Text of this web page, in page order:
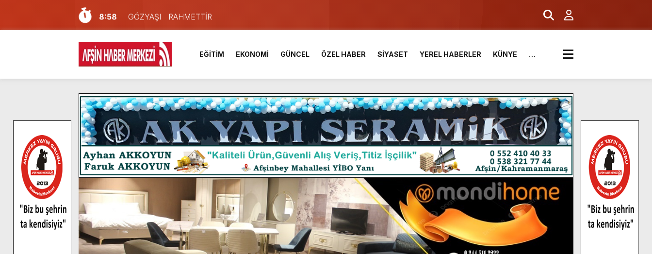
8:58
GÖZYAŞI RAHMETTİR
7:57
Afşin Sağlık Yüksek Okulu ve Meslek Yüksek Okulunda görev değişimi!
6:31
Onikişubat Belediyesi’nin Üniversite Hazırlık Kursu başvurularında son gün 7 Ağustos.
16:10
Uluslararası Bisiklet Yarışması’nda En Zorlu Etap Tamamlandı.
13:27
NOTER ONAYLI TYP LİSTESİ YAYINLANDI.
11:22
KAFUM Fuar Alanı Bulut ve Yavuz’un Ezgileriyle Şenlendi.
8:06
Afşinli bir hemşehrimizin de olduğu Filistin Konvoyu, güçlenerek ilerliyor.
14:05
Madrigal, Perşembe Günü KAFUM’da Sahne Alacak.
7:39
KEDİNİZ Mİ VAR?
4:58
İklim Dirençli Tarım İçin Güç Birliği.
EĞİTİM EKONOMİ GÜNCEL ÖZEL HABER SİYASET YEREL HABERLER KÜNYE …